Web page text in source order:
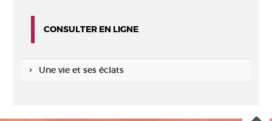
CONSULTER EN LIGNE
Une vie et ses éclats